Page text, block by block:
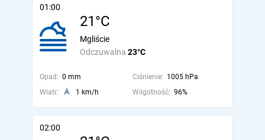
01:00
21°C
Odczuwalna 23°C
Mgliście
Opad: 0 mm Ciśnienie: 1005 hPa
Wiatr:
1 km/h Wilgotność: 96%
02:00